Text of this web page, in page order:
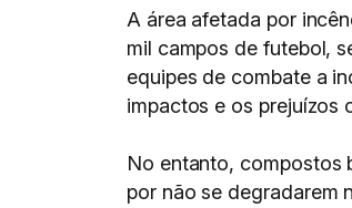
A área afetada por
mil campos de futebol,
equipes de combate a
impactos e os prejuízos
No entanto, compostos
por não se degradarem